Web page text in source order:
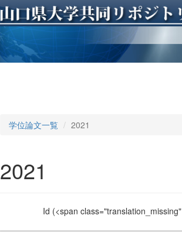
学位論文一覧 2021
2021
Id (<span